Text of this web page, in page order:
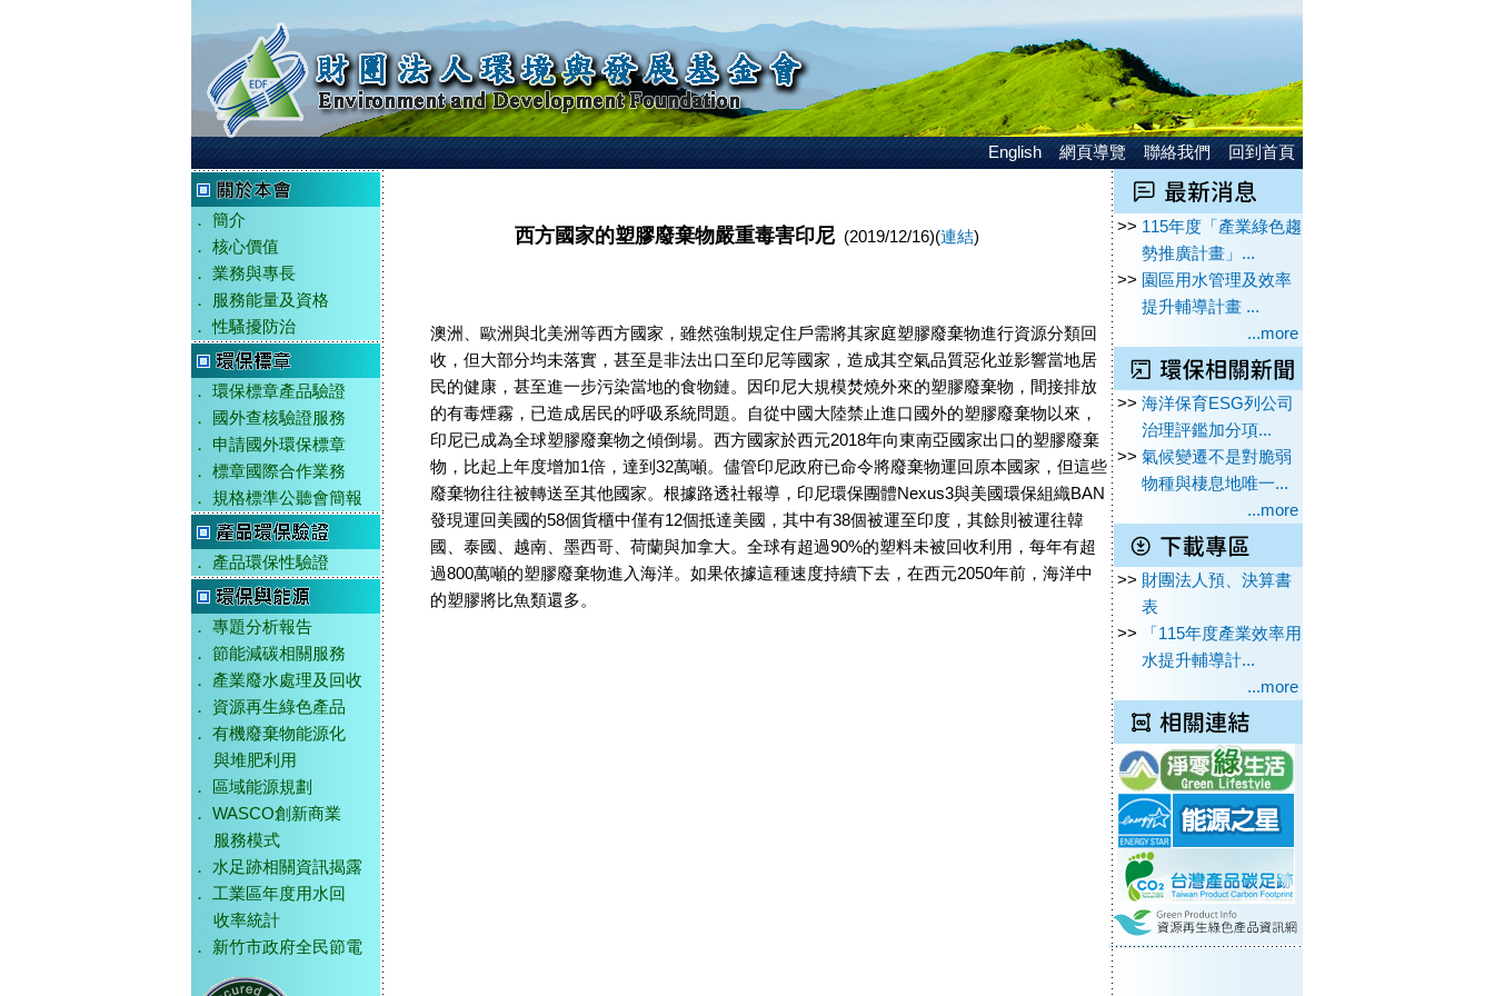
English 網頁導覽 聯絡我們 回到首頁
．
簡介
．
核心價值
．
業務與專長
．
服務能量及資格
．
性騷擾防治
．
環保標章產品驗證
．
國外查核驗證服務
．
申請國外環保標章
．
標章國際合作業務
．
規格標準公聽會簡報
． 產品環保性驗證
．
專題分析報告
．
節能減碳相關服務
．
產業廢水處理及回收
．
資源再生綠色產品
．
有機廢棄物能源化
與堆肥利用
．
區域能源規劃
．
WASCO創新商業
服務模式
．
水足跡相關資訊揭露
．
工業區年度用水回
收率統計
．
新竹市政府全民節電
西方國家的塑膠廢棄物嚴重毒害印尼(2019/12/16)(連結)
澳洲、歐洲與北美洲等西方國家，雖然強制規定住戶需將其家庭塑膠廢棄物進行資源分類回
收，但大部分均未落實，甚至是非法出口至印尼等國家，造成其空氣品質惡化並影響當地居
民的健康，甚至進一步污染當地的食物鏈。因印尼大規模焚燒外來的塑膠廢棄物，間接排放
的有毒煙霧，已造成居民的呼吸系統問題。自從中國大陸禁止進口國外的塑膠廢棄物以來，
印尼已成為全球塑膠廢棄物之傾倒場。西方國家於西元2018年向東南亞國家出口的塑膠廢棄
物，比起上年度增加1倍，達到32萬噸。儘管印尼政府已命令將廢棄物運回原本國家，但這些
廢棄物往往被轉送至其他國家。根據路透社報導，印尼環保團體Nexus3與美國環保組織BAN
發現運回美國的58個貨櫃中僅有12個抵達美國，其中有38個被運至印度，其餘則被運往韓
國、泰國、越南、墨西哥、荷蘭與加拿大。全球有超過90%的塑料未被回收利用，每年有超
過800萬噸的塑膠廢棄物進入海洋。如果依據這種速度持續下去，在西元2050年前，海洋中
的塑膠將比魚類還多。
>> 115年度「產業綠色趨
勢推廣計畫」...
>> 園區用水管理及效率
提升輔導計畫 ...
...more
>> 海洋保育ESG列公司
治理評鑑加分項...
>> 氣候變遷不是對脆弱
物種與棲息地唯一...
...more
>> 財團法人預、決算書
表
>>
「115年度產業效率用
水提升輔導計...
...more